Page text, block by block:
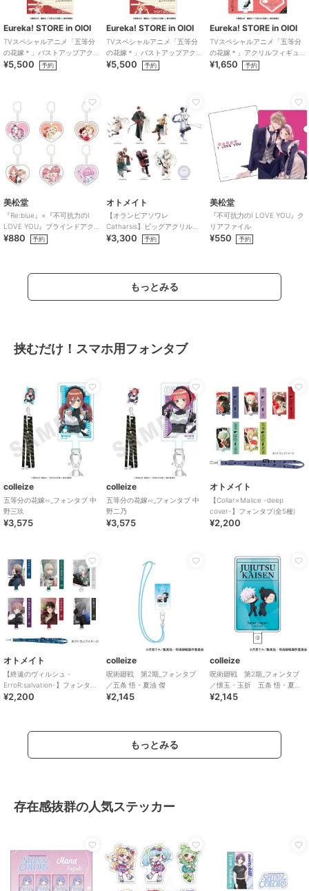
Eureka! STORE in OIOI
TVスペシャルアニメ「五等分
の花嫁＊」バストアップアク
リルメガスタンド 五月
¥5,500 予約
Eureka! STORE in OIOI
TVスペシャルアニメ「五等分
の花嫁＊」バストアップアク
リルメガスタンド 四葉
¥5,500 予約
Eureka! STORE in OIOI
TVスペシャルアニメ「五等分
の花嫁＊」アクリルフィギュ
ア 五月
¥1,650 予約
美松堂
『Re:blue』×『不可抗力のI
LOVE YOU』ブラインドアク
リルキーホルダー（全6種）
¥880 予約
オトメイト
【オランピアソワレ
Catharsis】ビッグアクリルス
タンド(全7種)
¥3,300 予約
美松堂
『不可抗力のI LOVE YOU』ク
リアファイル
¥550 予約
もっとみる
挟むだけ！スマホ用フォンタブ
colleize
五等分の花嫁∽_フォンタブ 中
野三玖
¥3,575
colleize
五等分の花嫁∽_フォンタブ 中
野二乃
¥3,575
オトメイト
【Collar×Malice -deep
cover-】フォンタブ(全5種)
¥2,200
オトメイト
【終遠のヴィルシュ -
ErroR:salvation-】フォンタブ
(全6種)
¥2,200
colleize
呪術廻戦 第2期_フォンタブ
／五条 悟・夏油 傑
¥2,145
colleize
呪術廻戦 第2期_フォンタブ
／懐玉・玉折 五条 悟・夏油
傑 B
¥2,145
もっとみる
存在感抜群の人気ステッカー